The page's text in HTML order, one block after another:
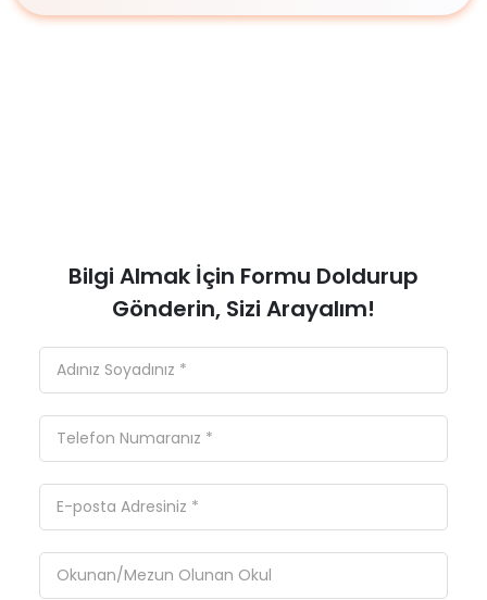
Bilgi Almak İçin Formu Doldurup
Gönderin, Sizi Arayalım!